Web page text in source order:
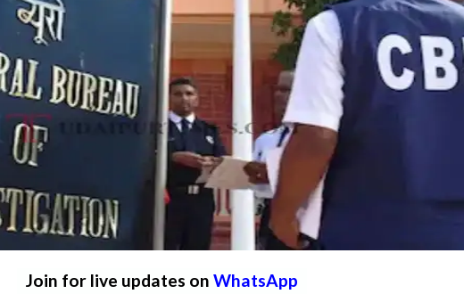
Join for live updates on WhatsApp